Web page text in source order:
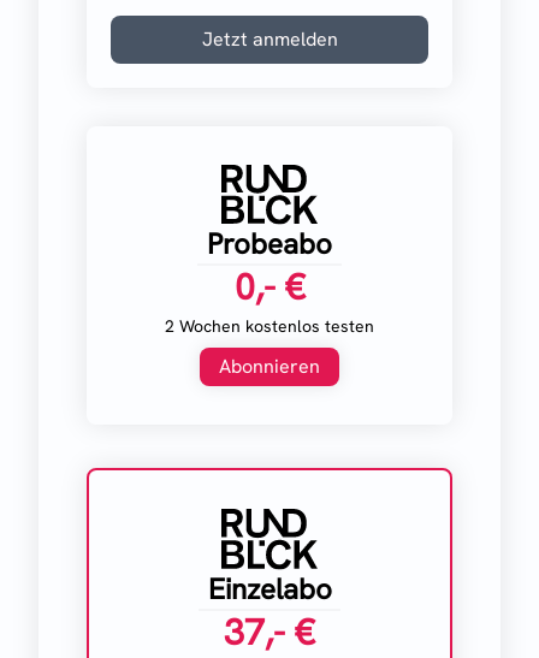
Jetzt anmelden
Probeabo
0,- €
2 Wochen kostenlos testen
Abonnieren
Einzelabo
37,- €